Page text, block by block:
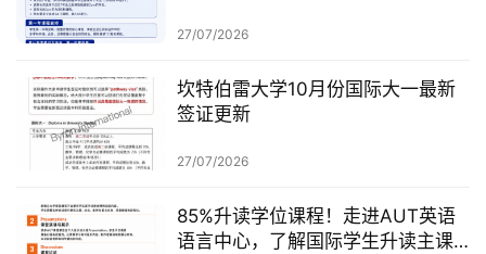
27/07/2026
坎特伯雷大学10月份国际大一最新
签证更新
27/07/2026
85%升读学位课程！走进AUT英语
语言中心，了解国际学生升读主课